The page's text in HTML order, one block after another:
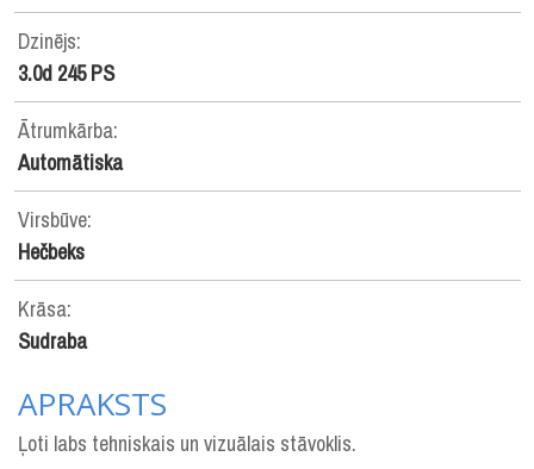
Dzinējs:
3.0d 245 PS
Ātrumkārba:
Automātiska
Virsbūve:
Hečbeks
Krāsa:
Sudraba
APRAKSTS
Ļoti labs tehniskais un vizuālais stāvoklis.